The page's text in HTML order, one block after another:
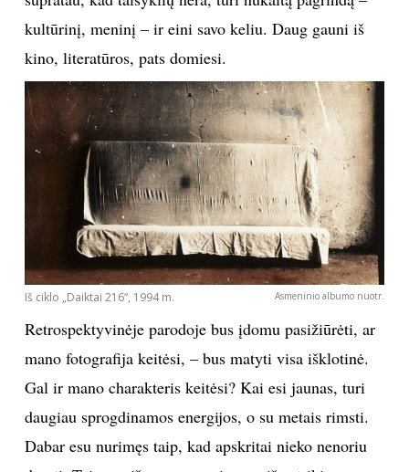
yra metų, kai nesu padaręs nė vienos. Būna, sustoju.
Šių metų pradžioje išleista mano knyga, vėl atsirado
didžiulė pauzė. Vėl – nežinomybė. 25-eri kūrybos
metai sudėti į vieną knygą – nuo 1987-ųjų, kai
baigiau Dailės institutą. Prieš tai mano fotografija
buvo visai kitokia – teisinga, kaip daugumos. Paskui
supratau, kad taisyklių nėra, turi nukaltą pagrindą –
kultūrinį, meninį – ir eini savo keliu. Daug gauni iš
kino, literatūros, pats domiesi.